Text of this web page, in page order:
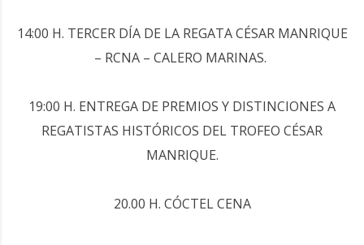
14:00 H. TERCER DÍA DE LA REGATA CÉSAR MANRIQUE
– RCNA – CALERO MARINAS.
19:00 H. ENTREGA DE PREMIOS Y DISTINCIONES A
REGATISTAS HISTÓRICOS DEL TROFEO CÉSAR
MANRIQUE.
20.00 H. CÓCTEL CENA